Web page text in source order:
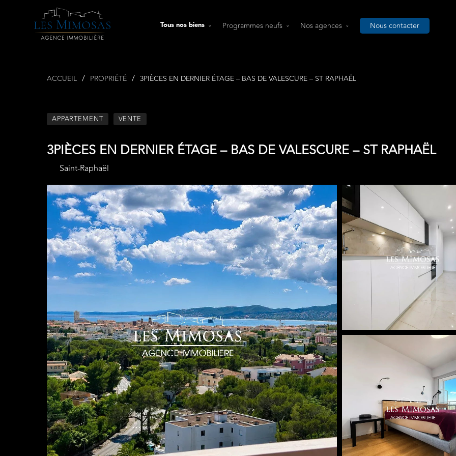
Tous nos biens Programmes neufs Nos agences Nous contacter
ACCUEIL PROPRIÉTÉ 3PIÈCES EN DERNIER ÉTAGE – BAS DE VALESCURE – ST RAPHAËL
APPARTEMENT VENTE
3PIÈCES EN DERNIER ÉTAGE – BAS DE VALESCURE – ST RAPHAËL
Saint-Raphaël